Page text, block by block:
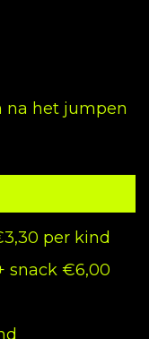
na het jumpen
per kind
snack €6,00